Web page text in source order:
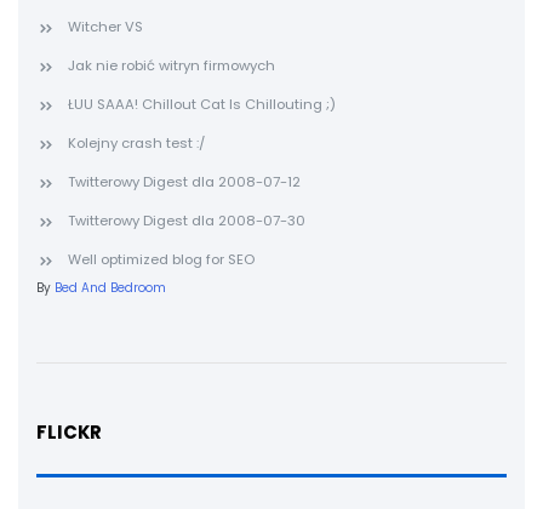
Witcher VS
Jak nie robić witryn firmowych
ŁUU SAAA! Chillout Cat Is Chillouting ;)
Kolejny crash test :/
Twitterowy Digest dla 2008-07-12
Twitterowy Digest dla 2008-07-30
Well optimized blog for SEO
By Bed And Bedroom
FLICKR